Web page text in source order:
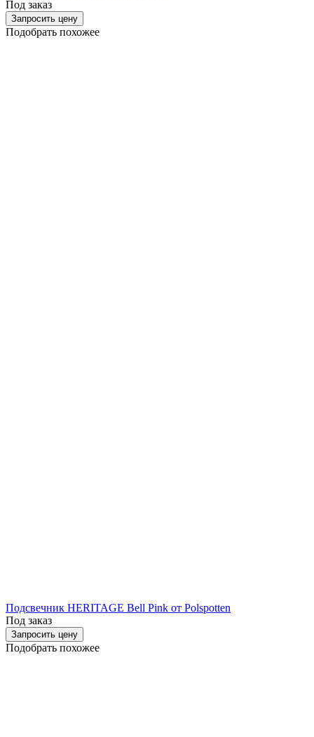
Под заказ
Запросить цену
Подобрать похожее
Подсвечник HERITAGE Bell Pink от Polspotten
Под заказ
Запросить цену
Подобрать похожее